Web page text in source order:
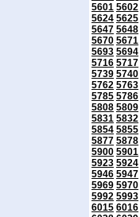
5601 5602
5624 5625
5647 5648
5670 5671
5693 5694
5716 5717
5739 5740
5762 5763
5785 5786
5808 5809
5831 5832
5854 5855
5877 5878
5900 5901
5923 5924
5946 5947
5969 5970
5992 5993
6015 6016